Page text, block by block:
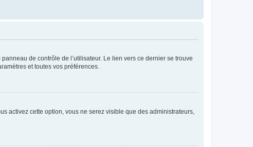
de contrôle de l’utilisateur. Le lien vers ce dernier se trouve
et toutes vos préférences.
activez cette option, vous ne serez visible que des administrateurs,